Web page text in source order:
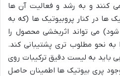
کنند و به رشد و فعالیت آن ها
ها در کنار پروبیوتیک ها (که به
می تواند اثربخشی محصول را
نحو مطلوب تری پشتیبانی کند.
بی باید به لیست دقیق ترکیبات روی
پری بیوتیک ها اطمینان حاصل